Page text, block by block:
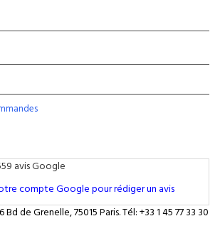
avis Google
compte Google pour rédiger un avis
de Grenelle, 75015 Paris. Tél: +33 1 45 77 33 30